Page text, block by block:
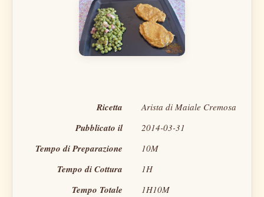
Ricetta Arista di Maiale Cremosa
Pubblicato il 2014-03-31
Tempo di Preparazione 10M
Tempo di Cottura 1H
Tempo Totale 1H10M